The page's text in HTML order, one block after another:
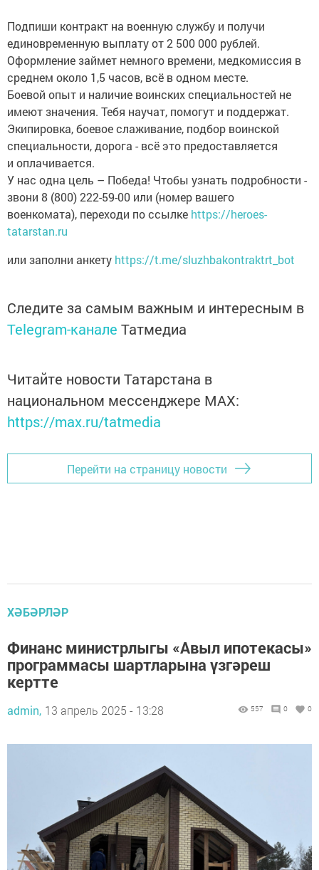
Подпиши контракт на военную службу и получи
единовременную выплату от 2 500 000 рублей.
Оформление займет немного времени, медкомиссия в
среднем около 1,5 часов, всё в одном месте.
Боевой опыт и наличие воинских специальностей не
имеют значения. Тебя научат, помогут и поддержат.
Экипировка, боевое слаживание, подбор воинской
специальности, дорога - всё это предоставляется
и оплачивается.
У нас одна цель – Победа! Чтобы узнать подробности -
звони 8 (800) 222-59-00 или (номер вашего
военкомата), переходи по ссылке https://heroes-
tatarstan.ru
или заполни анкету https://t.me/sluzhbakontraktrt_bot
Следите за самым важным и интересным в
Telegram-канале Татмедиа
Читайте новости Татарстана в
национальном мессенджере MАХ:
https://max.ru/tatmedia
Перейти на страницу новости
ХӘБӘРЛӘР
Финанс министрлыгы «Авыл ипотекасы»
программасы шартларына үзгәреш
кертте
admin, 13 апрель 2025 - 13:28 557 0 0